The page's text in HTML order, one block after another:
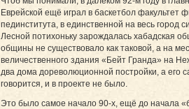
Еврейской ещё играл в баскетбол факультет
пединститута, в единственной на весь город
Лесной потихоньку зарождалась хабадская
общины не существовало как таковой, а на
величественного здания «Бейт Гранда» на
два дома дореволюционной постройки, а его
говорится, и в проекте не было.
Это было самое начало 90-х, ещё до начала